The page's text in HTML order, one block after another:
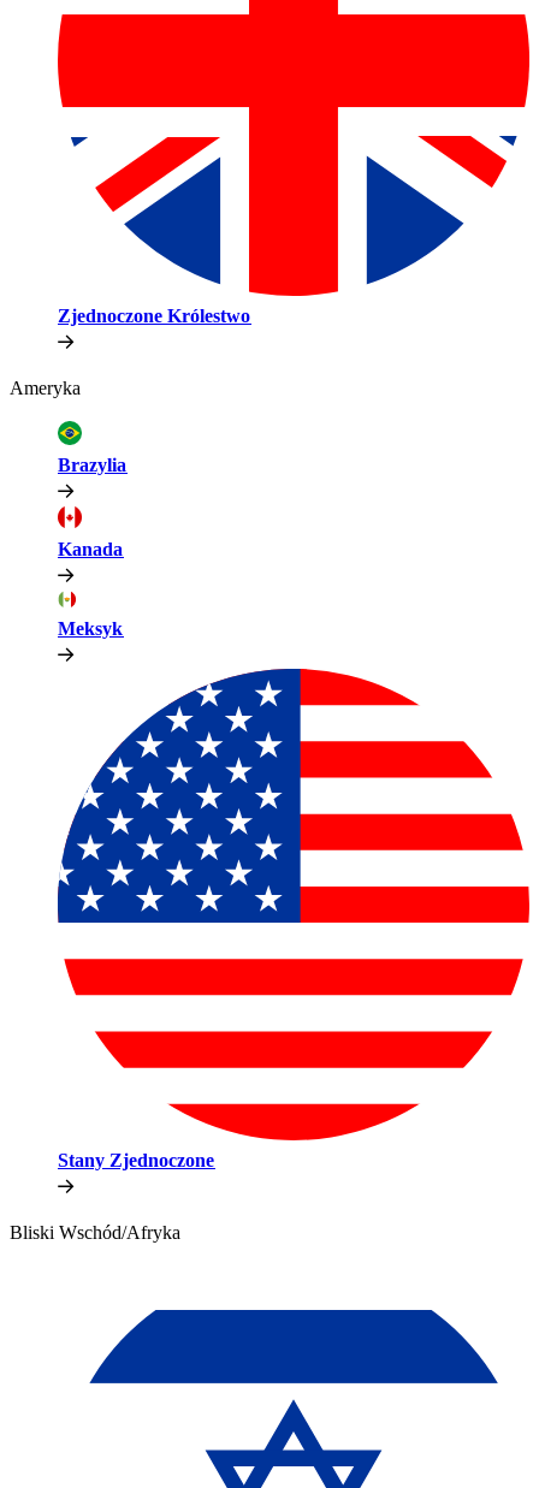
Zjednoczone Królestwo​​
Ameryka​​
Brazylia​​
Kanada​​
Meksyk​​
Stany Zjednoczone​​
Bliski Wschód/Afryka​​